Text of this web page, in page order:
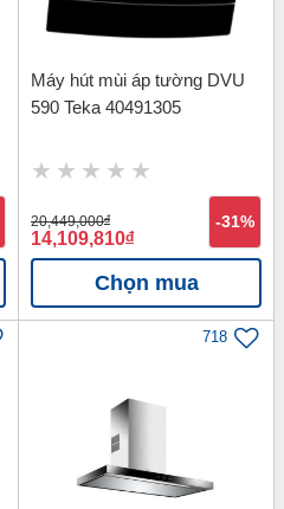
Máy hút mùi áp tường DVU
590 Teka 40491305
20,449,000đ
14,109,810đ
-31%
Chọn mua
718